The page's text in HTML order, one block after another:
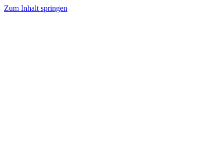
Zum Inhalt springen